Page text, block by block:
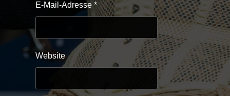
E-Mail-Adresse *
Website